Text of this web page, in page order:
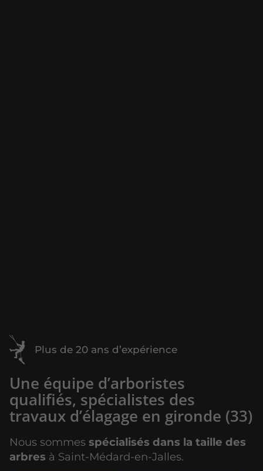
Plus de 20 ans d’expérience
Une équipe d’arboristes
qualifiés, spécialistes des
travaux d’élagage en gironde (33)
Nous sommes spécialisés dans la taille des
arbres à Saint-Médard-en-Jalles.